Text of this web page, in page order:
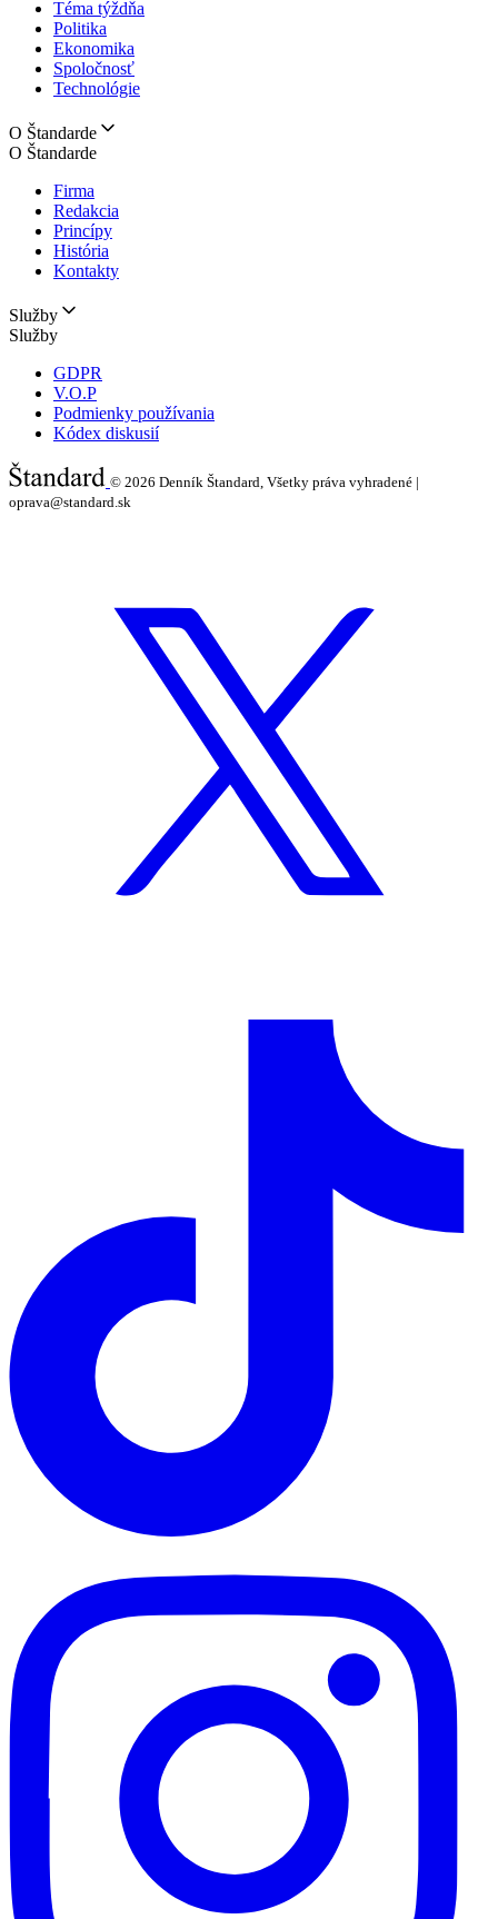
Téma týždňa
Politika
Ekonomika
Spoločnosť
Technológie
O Štandarde
O Štandarde
Firma
Redakcia
Princípy
História
Kontakty
Služby
Služby
GDPR
V.O.P
Podmienky používania
Kódex diskusií
© 2026 Denník Štandard, Všetky práva vyhradené |
oprava@standard.sk